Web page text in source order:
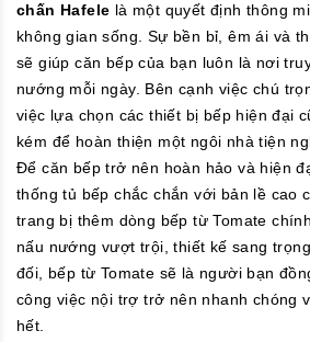
chấn Hafele là một quyết định thông
không gian sống. Sự bền bỉ, êm ái và
sẽ giúp căn bếp của bạn luôn là nơi
nướng mỗi ngày. Bên cạnh việc chú
việc lựa chọn các thiết bị bếp hiện đại
kém để hoàn thiện một ngôi nhà tiện
Để căn bếp trở nên hoàn hảo và hiện
thống tủ bếp chắc chắn với bản lề cao
trang bị thêm dòng bếp từ Tomate
nấu nướng vượt trội, thiết kế sang
đối, bếp từ Tomate sẽ là người bạn
công việc nội trợ trở nên nhanh chóng
hết.